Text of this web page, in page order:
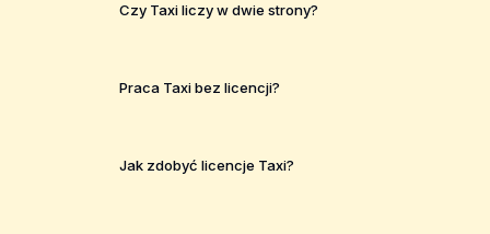
Czy Taxi liczy w dwie strony?
Praca Taxi bez licencji?
Jak zdobyć licencje Taxi?